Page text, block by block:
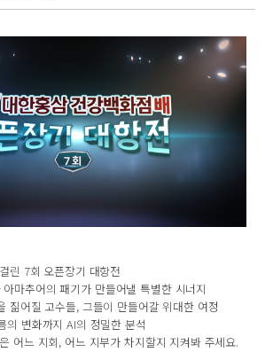
린 7회 오픈장기 대항전
마추어의 패기가 만들어낼 특별한 시너지
짊어질 고수들, 그들이 만들어갈 위대한 여정
의 변화까지 AI의 정밀한 분석
어느 지회, 어느 지부가 차지할지 지켜봐 주세요.